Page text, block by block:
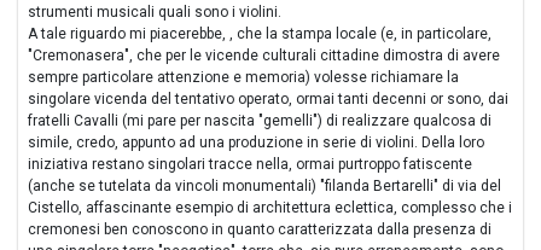
strumenti musicali quali sono i violini.
A tale riguardo mi piacerebbe, , che la stampa locale (e, in particolare,
"Cremonasera", che per le vicende culturali cittadine dimostra di avere
sempre particolare attenzione e memoria) volesse richiamare la
singolare vicenda del tentativo operato, ormai tanti decenni or sono, dai
fratelli Cavalli (mi pare per nascita "gemelli") di realizzare qualcosa di
simile, credo, appunto ad una produzione in serie di violini. Della loro
iniziativa restano singolari tracce nella, ormai purtroppo fatiscente
(anche se tutelata da vincoli monumentali) "filanda Bertarelli" di via del
Cistello, affascinante esempio di architettura eclettica, complesso che i
cremonesi ben conoscono in quanto caratterizzata dalla presenza di